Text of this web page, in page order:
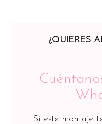
¿QUIERES
Si este montaje